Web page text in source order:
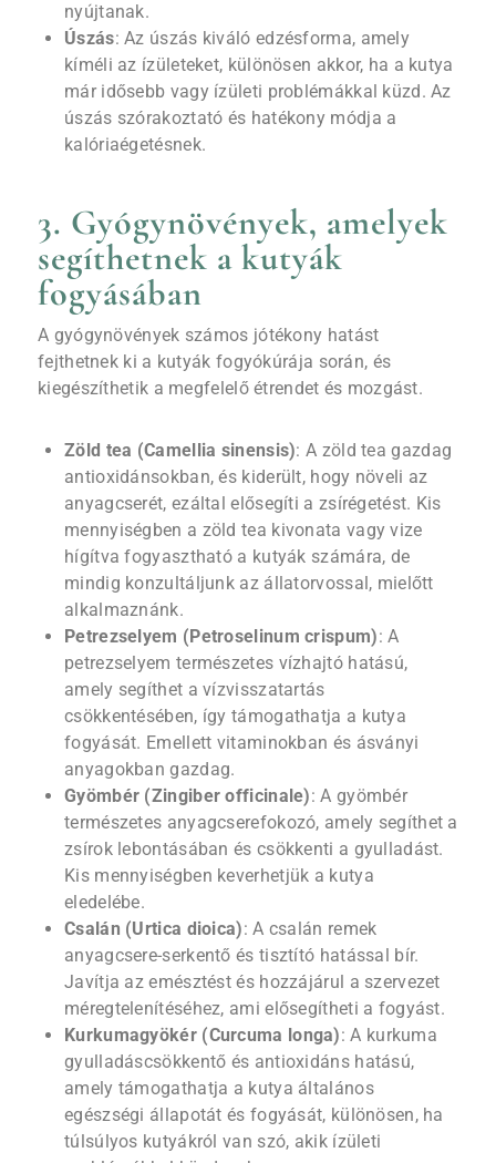
nyújtanak.
Úszás: Az úszás kiváló edzésforma, amely
kíméli az ízületeket, különösen akkor, ha a kutya
már idősebb vagy ízületi problémákkal küzd. Az
úszás szórakoztató és hatékony módja a
kalóriaégetésnek.
3. Gyógynövények, amelyek
segíthetnek a kutyák
fogyásában
A gyógynövények számos jótékony hatást
fejthetnek ki a kutyák fogyókúrája során, és
kiegészíthetik a megfelelő étrendet és mozgást.
Zöld tea (Camellia sinensis): A zöld tea gazdag
antioxidánsokban, és kiderült, hogy növeli az
anyagcserét, ezáltal elősegíti a zsírégetést. Kis
mennyiségben a zöld tea kivonata vagy vize
hígítva fogyasztható a kutyák számára, de
mindig konzultáljunk az állatorvossal, mielőtt
alkalmaznánk.
Petrezselyem (Petroselinum crispum): A
petrezselyem természetes vízhajtó hatású,
amely segíthet a vízvisszatartás
csökkentésében, így támogathatja a kutya
fogyását. Emellett vitaminokban és ásványi
anyagokban gazdag.
Gyömbér (Zingiber officinale): A gyömbér
természetes anyagcserefokozó, amely segíthet a
zsírok lebontásában és csökkenti a gyulladást.
Kis mennyiségben keverhetjük a kutya
eledelébe.
Csalán (Urtica dioica): A csalán remek
anyagcsere-serkentő és tisztító hatással bír.
Javítja az emésztést és hozzájárul a szervezet
méregtelenítéséhez, ami elősegítheti a fogyást.
Kurkumagyökér (Curcuma longa): A kurkuma
gyulladáscsökkentő és antioxidáns hatású,
amely támogathatja a kutya általános
egészségi állapotát és fogyását, különösen, ha
túlsúlyos kutyákról van szó, akik ízületi